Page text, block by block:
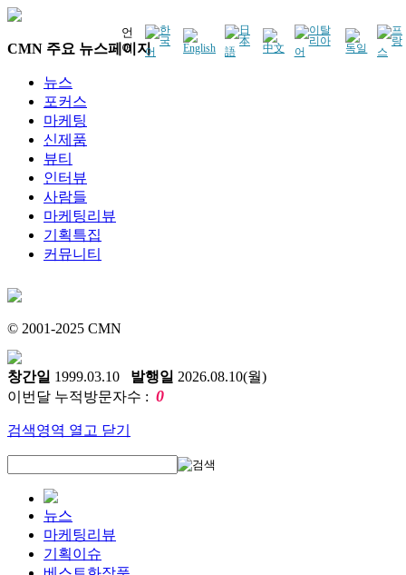
언
어
CMN 주요 뉴스페이지
뉴스
포커스
마케팅
신제품
뷰티
인터뷰
사람들
마케팅리뷰
기획특집
커뮤니티
© 2001-2025 CMN
창간일 1999.03.10 발행일 2026.08.10(월)
이번달 누적방문자수 : 0
검색영역 열고 닫기
뉴스
마케팅리뷰
기획이슈